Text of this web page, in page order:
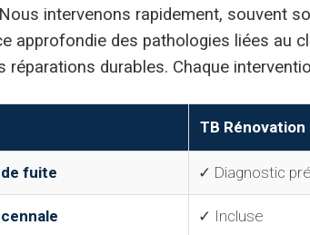
intervenons rapidement, souvent
approfondie des pathologies liées au
réparations durables. Chaque
TB Rénovation
fuite ✓ Diagnostic
✓ Incluse